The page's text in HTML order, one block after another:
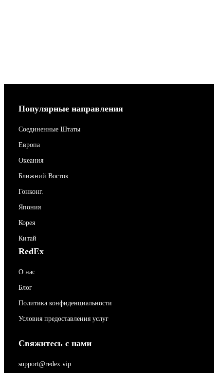
Популярные направления
Соединенные Штаты
Европа
Океания
Ближний Восток
Гонконг.
Япония
Корея
Китай
RedEx
О нас
Блог
Политика конфиденциальности
Условия предоставления услуг
Свяжитесь с нами
support@redex.vip